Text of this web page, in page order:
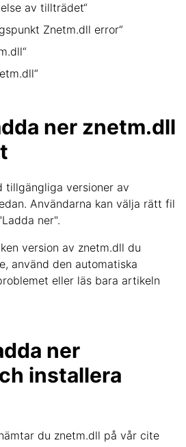
av tillträdet“
Znetm.dll error“
ner znetm.dll
tillgängliga versioner av
Användarna kan välja rätt fil
ner".
version av znetm.dll du
använd den automatiska
eller läs bara artikeln
ner
installera
du znetm.dll på vår cite